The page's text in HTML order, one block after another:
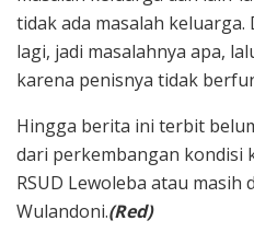
tidak ada masalah
lagi, jadi masalahnya apa,
karena penisnya tidak
Hingga berita ini terbit
dari perkembangan kondisi
RSUD Lewoleba atau masih
Wulandoni.(Red)